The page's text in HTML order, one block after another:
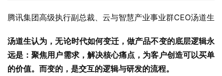
腾讯集团高级执行副总裁、云与智慧产业事业群CEO汤道生
汤道生认为，无论时代如何变迁，做产品不变的底层逻辑永
远是：聚焦用户需求，解决核心痛点，为客户创造可以买单
的价值。而变的，是交互的逻辑与研发的流程。